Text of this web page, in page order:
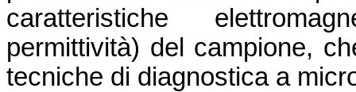
caratteristiche
permittività) del campione,
tecniche di diagnostica a